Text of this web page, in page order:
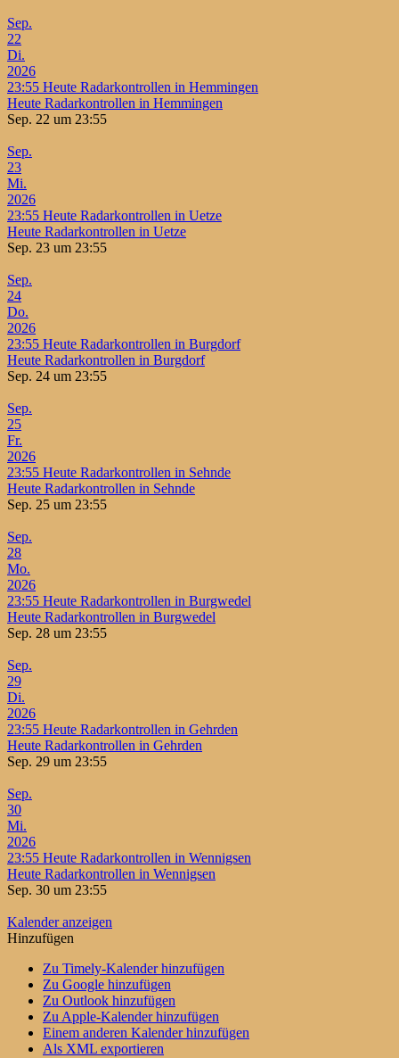
Sep.
22
Di.
2026
23:55 Heute Radarkontrollen in Hemmingen
Heute Radarkontrollen in Hemmingen
Sep. 22 um 23:55
Sep.
23
Mi.
2026
23:55 Heute Radarkontrollen in Uetze
Heute Radarkontrollen in Uetze
Sep. 23 um 23:55
Sep.
24
Do.
2026
23:55 Heute Radarkontrollen in Burgdorf
Heute Radarkontrollen in Burgdorf
Sep. 24 um 23:55
Sep.
25
Fr.
2026
23:55 Heute Radarkontrollen in Sehnde
Heute Radarkontrollen in Sehnde
Sep. 25 um 23:55
Sep.
28
Mo.
2026
23:55 Heute Radarkontrollen in Burgwedel
Heute Radarkontrollen in Burgwedel
Sep. 28 um 23:55
Sep.
29
Di.
2026
23:55 Heute Radarkontrollen in Gehrden
Heute Radarkontrollen in Gehrden
Sep. 29 um 23:55
Sep.
30
Mi.
2026
23:55 Heute Radarkontrollen in Wennigsen
Heute Radarkontrollen in Wennigsen
Sep. 30 um 23:55
Kalender anzeigen
Hinzufügen
Zu Timely-Kalender hinzufügen
Zu Google hinzufügen
Zu Outlook hinzufügen
Zu Apple-Kalender hinzufügen
Einem anderen Kalender hinzufügen
Als XML exportieren